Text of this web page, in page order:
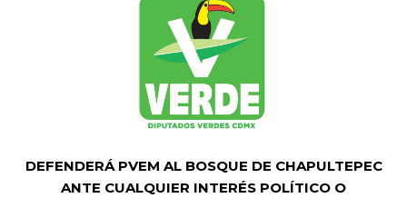
DEFENDERÁ PVEM AL BOSQUE DE CHAPULTEPEC
ANTE CUALQUIER INTERÉS POLÍTICO O